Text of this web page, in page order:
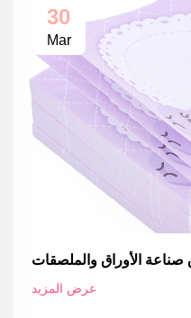
30
Mar
الأوراق والملصقات
عرض المزيد